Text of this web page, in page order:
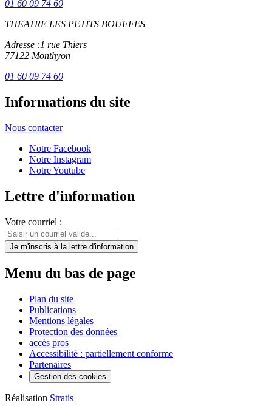
01 60 09 74 60
THEATRE LES PETITS BOUFFES
Adresse :1 rue Thiers
77122 Monthyon
01 60 09 74 60
Informations du site
Nous contacter
Notre Facebook
Notre Instagram
Notre Youtube
Lettre d'information
Votre courriel :
Je m'inscris à la lettre d'information
Menu du bas de page
Plan du site
Publications
Mentions légales
Protection des données
accès pros
Accessibilité : partiellement conforme
Partenaires
Gestion des cookies
Réalisation Stratis